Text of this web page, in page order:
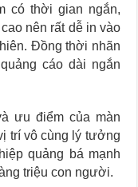
có thời gian ngắn,
nên rất dễ in vào
Đồng thời nhãn
cáo dài ngắn
ưu điểm của màn
trí vô cùng lý tưởng
quảng bá mạnh
triệu con người.